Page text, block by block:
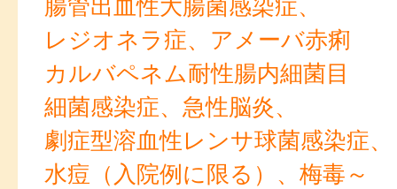
レジオネラ症、アメーバ赤痢
カルバペネム耐性腸内細菌目
細菌感染症、急性脳炎、
劇症型溶血性レンサ球菌感染症、
水痘（入院例に限る）、梅毒～